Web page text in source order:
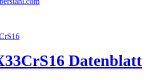
Datenblatt